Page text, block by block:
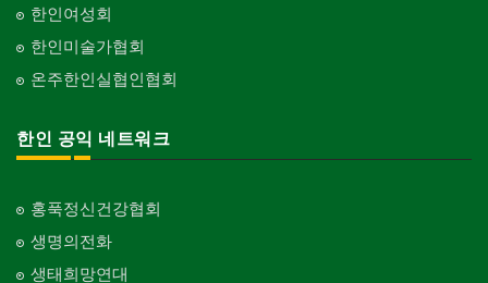
한인여성회
한인미술가협회
온주한인실협인협회
한인 공익 네트워크
홍푹정신건강협회
생명의전화
생태희망연대